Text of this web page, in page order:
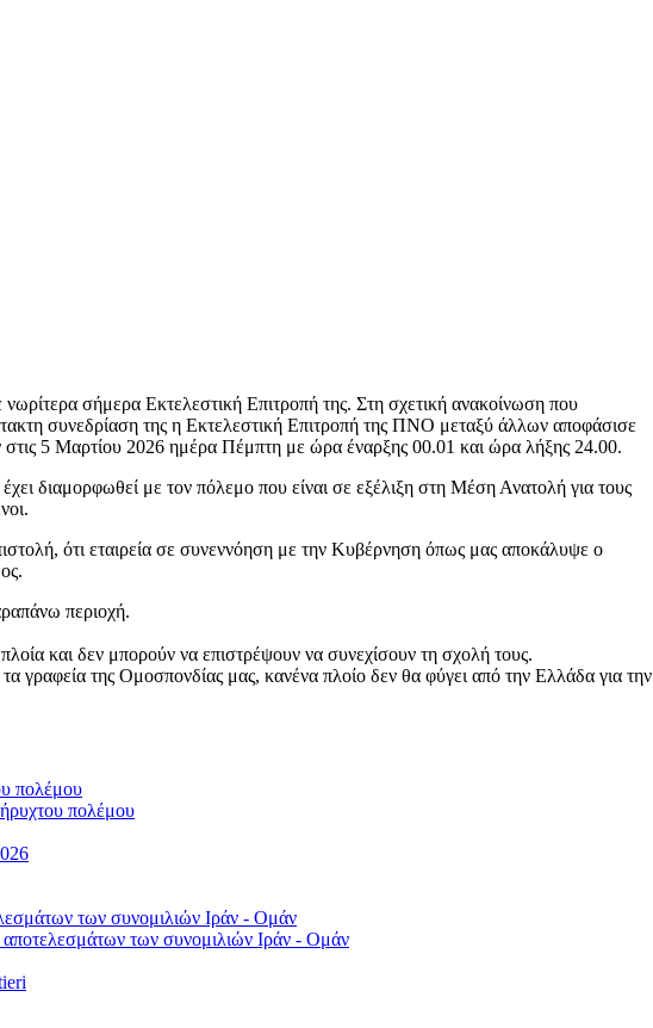
σήμερα Εκτελεστική Επιτροπή της. Στη σχετική ανακοίνωση που
συνεδρίαση της η Εκτελεστική Επιτροπή της ΠΝΟ μεταξύ άλλων αποφάσισε
στις 5 Μαρτίου 2026 ημέρα Πέμπτη με ώρα έναρξης 00.01 και ώρα λήξης 24.00.
διαμορφωθεί με τον πόλεμο που είναι σε εξέλιξη στη Μέση Ανατολή για τους
ότι εταιρεία σε συνεννόηση με την Κυβέρνηση όπως μας αποκάλυψε ο
περιοχή.
και δεν μπορούν να επιστρέψουν να συνεχίσουν τη σχολή τους.
γραφεία της Ομοσπονδίας μας, κανένα πλοίο δεν θα φύγει από την Ελλάδα για την
πολέμου
των συνομιλιών Ιράν - Ομάν